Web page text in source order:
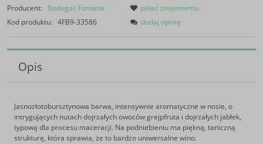
Producent:
Bodegas Fontana
Kod produktu: 4FB9-33586
poleć znajomemu
dodaj opinię
Opis
Jasnozłotobursztynowa barwa, intensywnie aromatyczne w nosie, o
intrygujących nutach dojrzałych owoców grejpfruta i dojrzałych jabłek,
typową dla procesu maceracji. Na podniebieniu ma piękną, taniczną
strukturę, która sprawia, że to bardzo uniwersalne wino.